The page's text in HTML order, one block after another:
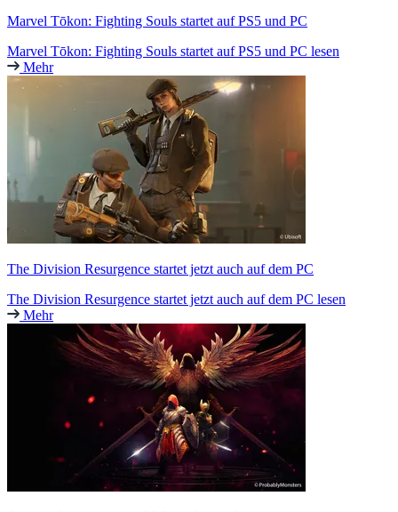
Marvel Tōkon: Fighting Souls startet auf PS5 und PC
Marvel Tōkon: Fighting Souls startet auf PS5 und PC lesen
Mehr
The Division Resurgence startet jetzt auch auf dem PC
The Division Resurgence startet jetzt auch auf dem PC lesen
Mehr